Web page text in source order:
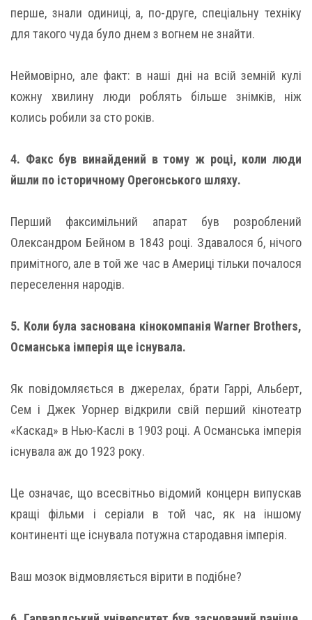
перше, знали одиниці, а, по-друге, спеціальну техніку
для такого чуда було днем ​​з вогнем не знайти.
Неймовірно, але факт: в наші дні на всій земній кулі
кожну хвилину люди роблять більше знімків, ніж
колись робили за сто років.
4. Факс був винайдений в тому ж році, коли люди
йшли по історичному Орегонського шляху.
Перший факсимільний апарат був розроблений
Олександром Бейном в 1843 році. Здавалося б, нічого
примітного, але в той же час в Америці тільки почалося
переселення народів.
5. Коли була заснована кінокомпанія Warner Brothers,
Османська імперія ще існувала.
Як повідомляється в джерелах, брати Гаррі, Альберт,
Сем і Джек Уорнер відкрили свій перший кінотеатр
«Каскад» в Нью-Каслі в 1903 році. А Османська імперія
існувала аж до 1923 року.
Це означає, що всесвітньо відомий концерн випускав
кращі фільми і серіали в той час, як на іншому
континенті ще існувала потужна стародавня імперія.
Ваш мозок відмовляється вірити в подібне?